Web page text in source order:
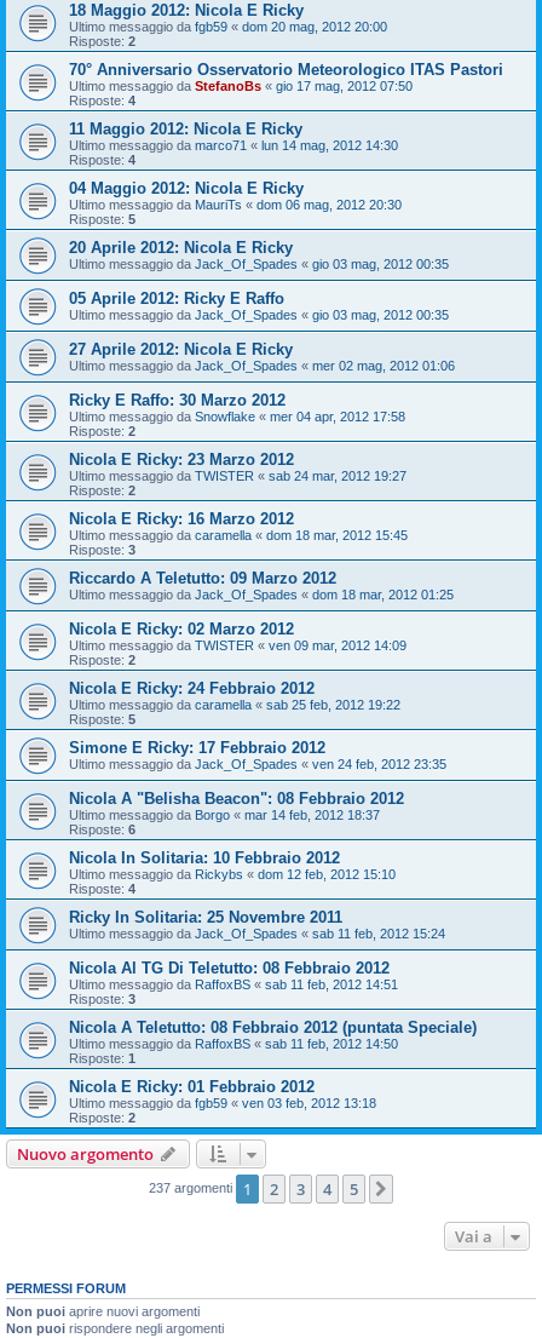
18 Maggio 2012: Nicola E Ricky
Ultimo messaggio da fgb59 « dom 20 mag, 2012 20:00
Risposte: 2
70° Anniversario Osservatorio Meteorologico ITAS Pastori
Ultimo messaggio da StefanoBs « gio 17 mag, 2012 07:50
Risposte: 4
11 Maggio 2012: Nicola E Ricky
Ultimo messaggio da marco71 « lun 14 mag, 2012 14:30
Risposte: 4
04 Maggio 2012: Nicola E Ricky
Ultimo messaggio da MauriTs « dom 06 mag, 2012 20:30
Risposte: 5
20 Aprile 2012: Nicola E Ricky
Ultimo messaggio da Jack_Of_Spades « gio 03 mag, 2012 00:35
05 Aprile 2012: Ricky E Raffo
Ultimo messaggio da Jack_Of_Spades « gio 03 mag, 2012 00:35
27 Aprile 2012: Nicola E Ricky
Ultimo messaggio da Jack_Of_Spades « mer 02 mag, 2012 01:06
Ricky E Raffo: 30 Marzo 2012
Ultimo messaggio da Snowflake « mer 04 apr, 2012 17:58
Risposte: 2
Nicola E Ricky: 23 Marzo 2012
Ultimo messaggio da TWISTER « sab 24 mar, 2012 19:27
Risposte: 2
Nicola E Ricky: 16 Marzo 2012
Ultimo messaggio da caramella « dom 18 mar, 2012 15:45
Risposte: 3
Riccardo A Teletutto: 09 Marzo 2012
Ultimo messaggio da Jack_Of_Spades « dom 18 mar, 2012 01:25
Nicola E Ricky: 02 Marzo 2012
Ultimo messaggio da TWISTER « ven 09 mar, 2012 14:09
Risposte: 2
Nicola E Ricky: 24 Febbraio 2012
Ultimo messaggio da caramella « sab 25 feb, 2012 19:22
Risposte: 5
Simone E Ricky: 17 Febbraio 2012
Ultimo messaggio da Jack_Of_Spades « ven 24 feb, 2012 23:35
Nicola A "Belisha Beacon": 08 Febbraio 2012
Ultimo messaggio da Borgo « mar 14 feb, 2012 18:37
Risposte: 6
Nicola In Solitaria: 10 Febbraio 2012
Ultimo messaggio da Rickybs « dom 12 feb, 2012 15:10
Risposte: 4
Ricky In Solitaria: 25 Novembre 2011
Ultimo messaggio da Jack_Of_Spades « sab 11 feb, 2012 15:24
Nicola Al TG Di Teletutto: 08 Febbraio 2012
Ultimo messaggio da RaffoxBS « sab 11 feb, 2012 14:51
Risposte: 3
Nicola A Teletutto: 08 Febbraio 2012 (puntata Speciale)
Ultimo messaggio da RaffoxBS « sab 11 feb, 2012 14:50
Risposte: 1
Nicola E Ricky: 01 Febbraio 2012
Ultimo messaggio da fgb59 « ven 03 feb, 2012 13:18
Risposte: 2
Nuovo argomento
237 argomenti 1 2 3 4 5
Vai a
PERMESSI FORUM
Non puoi aprire nuovi argomenti
Non puoi rispondere negli argomenti